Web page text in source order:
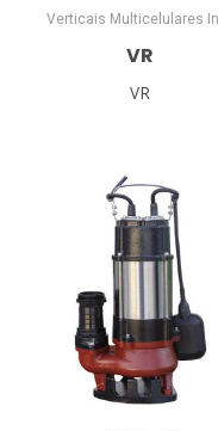
Verticais Multicelulares
VR
VR